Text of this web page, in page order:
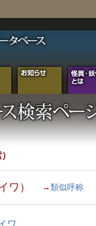
ワ） → 類似呼称
ワ